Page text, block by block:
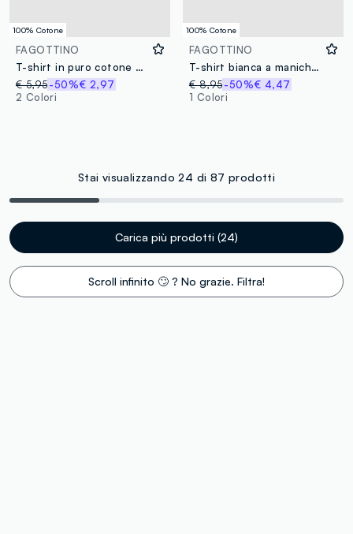
100% Cotone
FAGOTTINO
T-shirt in puro cotone bianca per bimbo con stampa
€ 5,95-50%€ 2,97
2 Colori
100% Cotone
FAGOTTINO
T-shirt bianca a maniche corte in puro cotone
€ 8,95-50%€ 4,47
1 Colori
Stai visualizzando 24 di 87 prodotti
Carica più prodotti (24)
Scroll infinito 🙄 ? No grazie. Filtra!